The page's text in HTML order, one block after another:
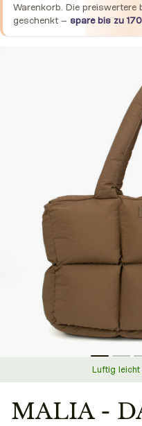
Warenkorb. Die
geschenkt – spare bis zu
Luftig leicht
MALIA -